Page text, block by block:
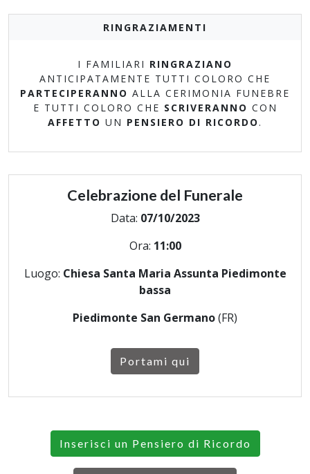
RINGRAZIAMENTI
I FAMILIARI RINGRAZIANO
ANTICIPATAMENTE TUTTI COLORO CHE
PARTECIPERANNO ALLA CERIMONIA FUNEBRE
E TUTTI COLORO CHE SCRIVERANNO CON
AFFETTO UN PENSIERO DI RICORDO .
Celebrazione del Funerale
Data: 07/10/2023
Ora: 11:00
Luogo: Chiesa Santa Maria Assunta Piedimonte
bassa
Piedimonte San Germano(FR)
Portami qui
Inserisci un Pensiero di Ricordo